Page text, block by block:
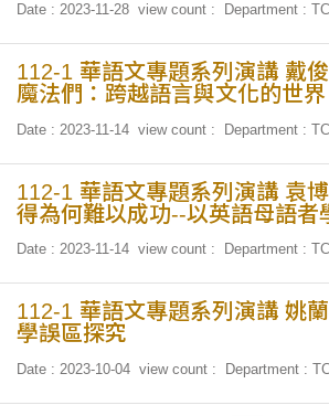
Date : 2023-11-28 view count : Department :
112-1 華語文專題系列演講 戴
魔法們：跨越語言與文化的世界
Date : 2023-11-14 view count : Department :
112-1 華語文專題系列演講 袁
得為何難以成功--以英語母語者
Date : 2023-11-14 view count : Department :
112-1 華語文專題系列演講 姚
學誤區探究
Date : 2023-10-04 view count : Department :